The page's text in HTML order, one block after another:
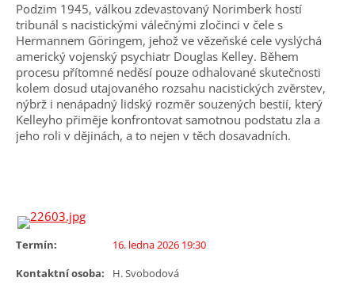
Podzim 1945, válkou zdevastovaný Norimberk hostí
tribunál s nacistickými válečnými zločinci v čele s
Hermannem Göringem, jehož ve vězeňské cele vyslýchá
americký vojenský psychiatr Douglas Kelley. Během
procesu přítomné neděsí pouze odhalované skutečnosti
kolem dosud utajovaného rozsahu nacistických zvěrstev,
nýbrž i nenápadný lidský rozměr souzených bestií, který
Kelleyho přiměje konfrontovat samotnou podstatu zla a
jeho roli v dějinách, a to nejen v těch dosavadních.
Termín:
16. ledna 2026 19:30
Kontaktní osoba:
H. Svobodová